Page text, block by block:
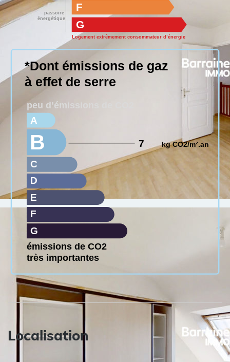
passoire
énergétique
G
Logement extrêmement consommateur d’énergie
F
émissions de CO2
très importantes
*Dont émissions de gaz
à effet de serre
peu d’émissions de CO2
G
F
E
D
C
B 7 kg CO2/m².an
A
Localisation